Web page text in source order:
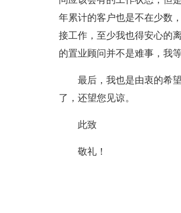
年累计的客户也是不在少数
接工作，至少我也得安心的
的置业顾问并不是难事，我
最后，我也是由衷的希
了，还望您见谅。
此致
敬礼！